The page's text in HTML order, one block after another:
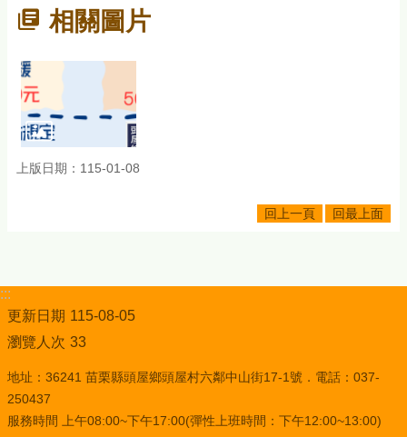
相關圖片
上版日期：115-01-08
回上一頁 回最上面
:::
更新日期 115-08-05
瀏覽人次 33
地址：36241 苗栗縣頭屋鄉頭屋村六鄰中山街17-1號．電話：037-
250437
服務時間 上午08:00~下午17:00(彈性上班時間：下午12:00~13:00)